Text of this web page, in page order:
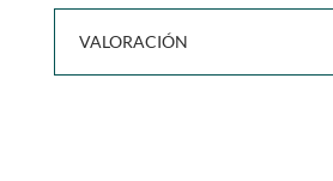
VALORACIÓN